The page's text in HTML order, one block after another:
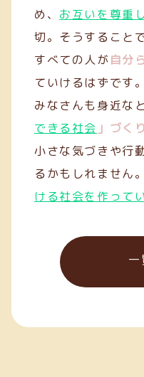
め、 お互いを尊重
切。そうすること
すべての人が 自分
ていけるはずです。
みなさんも身近な
できる社会 」づくり
小さな気づきや行
るかもしれません。
ける社会を作って
一